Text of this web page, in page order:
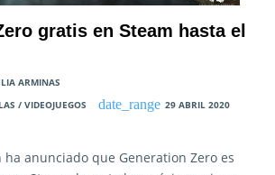
gratis en Steam hasta el
ARMINAS
/ VIDEOJUEGOS
29 ABRIL 2020
ha anunciado que Generation Zero es